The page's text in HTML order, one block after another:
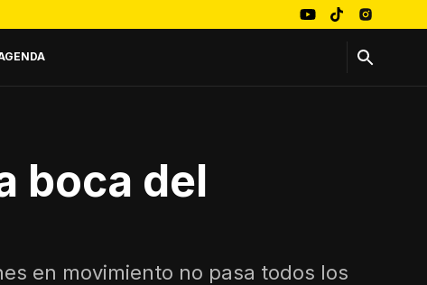
boca del
en movimiento no pasa todos los